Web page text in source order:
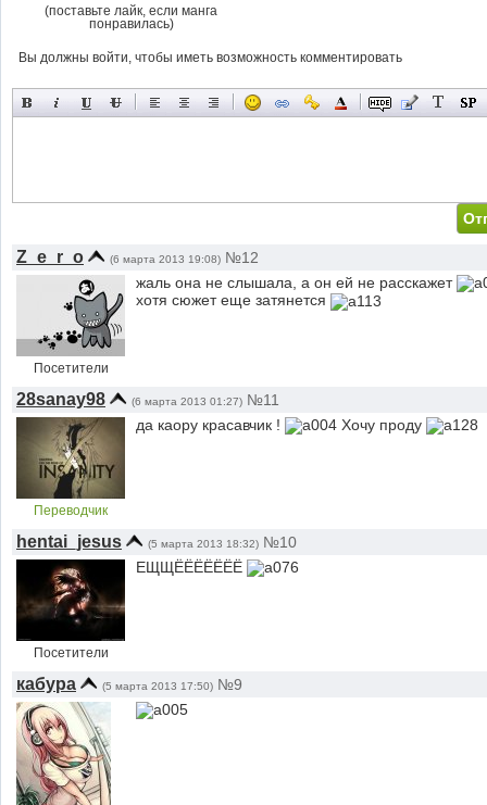
(поставьте лайк, если манга
понравилась)
Вы должны войти, чтобы иметь возможность комментировать
Z_e_r_o (6 марта 2013 19:08) №12
Посетители
жаль она не слышала, а он ей не расскажет
хотя сюжет еще затянется
28sanay98 (6 марта 2013 01:27) №11
Переводчик
да каору красавчик ! Хочу проду
hentai_jesus (5 марта 2013 18:32) №10
Посетители
ЕЩЩЁЁЁЁЁЁЁ
кабура (5 марта 2013 17:50) №9